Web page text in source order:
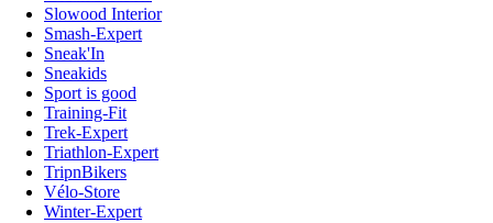
Slowood Interior
Smash-Expert
Sneak'In
Sneakids
Sport is good
Training-Fit
Trek-Expert
Triathlon-Expert
TripnBikers
Vélo-Store
Winter-Expert